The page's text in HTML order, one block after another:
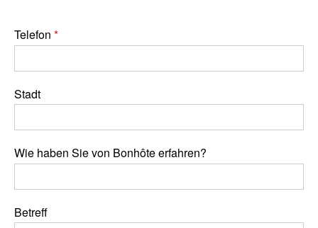
Telefon
Stadt
Wie haben Sie von Bonhôte erfahren?
Betreff